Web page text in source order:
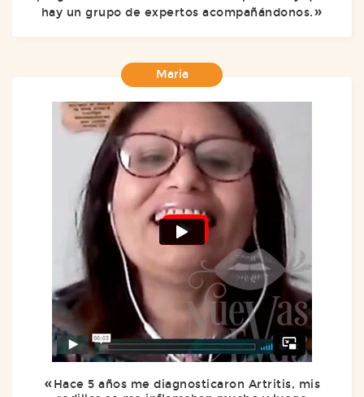
hay un grupo de expertos acompañándonos.
Maria
Hace 5 años me diagnosticaron Artritis, mis